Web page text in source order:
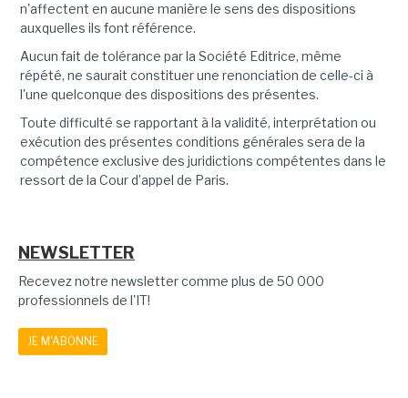
n'affectent en aucune manière le sens des dispositions
auxquelles ils font référence.
Aucun fait de tolérance par la Société Editrice, même
répété, ne saurait constituer une renonciation de celle-ci à
l'une quelconque des dispositions des présentes.
Toute difficulté se rapportant à la validité, interprétation ou
exécution des présentes conditions générales sera de la
compétence exclusive des juridictions compétentes dans le
ressort de la Cour d’appel de Paris.
NEWSLETTER
Recevez notre newsletter comme plus de 50 000
professionnels de l'IT!
JE M'ABONNE